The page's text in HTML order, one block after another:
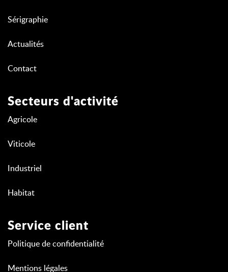
Sérigraphie
Actualités
Contact
Secteurs d'activité
Agricole
Viticole
Industriel
Habitat
Service client
Politique de confidentialité
Mentions légales